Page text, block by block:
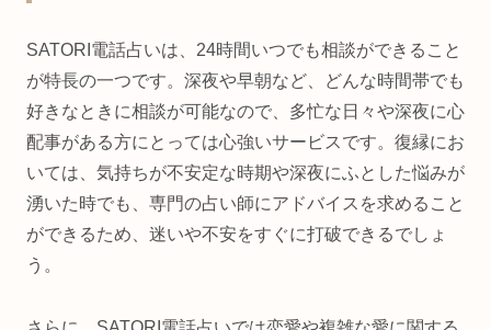
SATORI電話占いは、24時間いつでも相談ができること
が特長の一つです。深夜や早朝など、どんな時間帯でも
好きなときに相談が可能なので、多忙な日々や深夜に心
配事がある方にとっては心強いサービスです。復縁にお
いては、気持ちが不安定な時期や深夜にふとした悩みが
湧いた時でも、専門の占い師にアドバイスを求めること
ができるため、迷いや不安をすぐに打破できるでしょ
う。